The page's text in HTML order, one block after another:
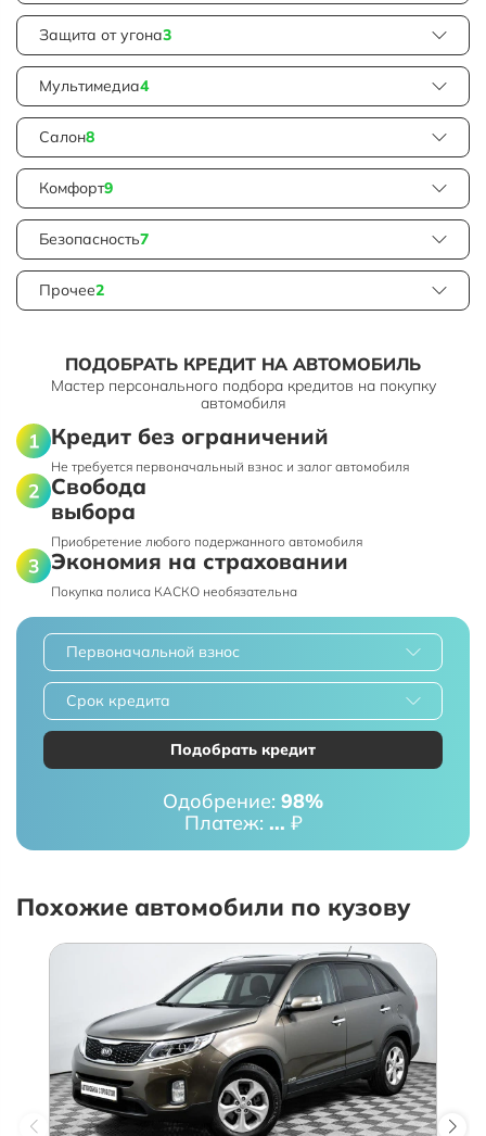
Защита от угона3
Мультимедиа4
Салон8
Комфорт9
Безопасность7
Прочее2
ПОДОБРАТЬ КРЕДИТ НА АВТОМОБИЛЬ
Мастер персонального подбора кредитов на покупку
автомобиля
Кредит без ограничений
Не требуется первоначальный взнос и залог автомобиля
Свобода
выбора
Приобретение любого подержанного автомобиля
Экономия на страховании
Покупка полиса КАСКО необязательна
Первоначальной взнос
Срок кредита
Подобрать кредит
Одобрение: 98%
Платеж: ... ₽
Похожие автомобили по кузову